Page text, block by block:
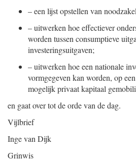
–een lijst opstellen van
–uitwerken hoe effectiever
worden tussen consumptieve
investeringsuitgaven;
–uitwerken hoe een nationale
vormgegeven kan worden, op
mogelijk privaat kapitaal
en gaat over tot de orde van de dag.
Vijlbrief
Inge van Dijk
Grinwis